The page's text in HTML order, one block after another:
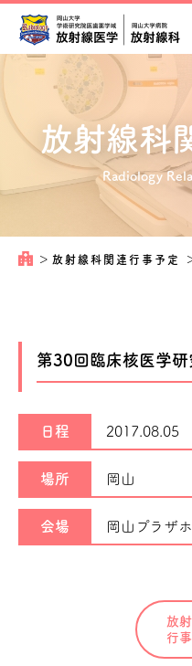
放射線科
Radiology
＞ 放射線科関連行事予定
第30回臨床核医学研
日程 2017.08.05
場所 岡山
会場 岡山プラザ
放
行